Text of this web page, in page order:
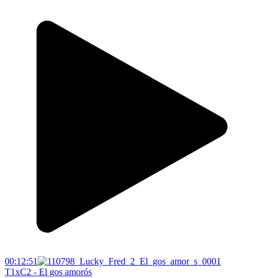
00:12:51
T1xC2 - El gos amorós